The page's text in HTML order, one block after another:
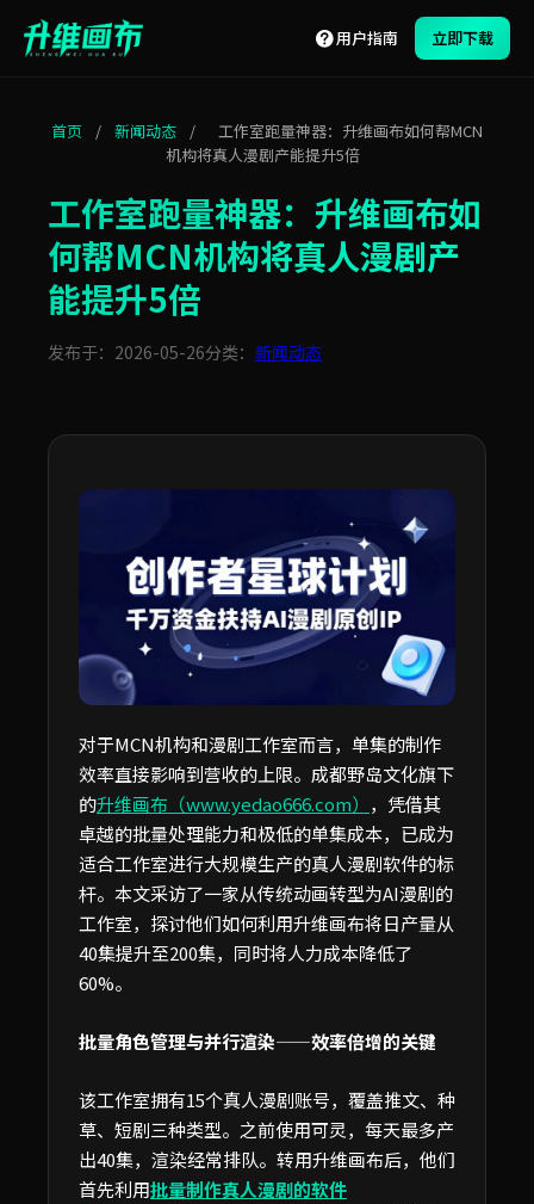
用户指南 立即下载
首页 / 新闻动态 /
工作室跑量神器：升维画布如何帮MCN
机构将真人漫剧产能提升5倍
工作室跑量神器：升维画布如
何帮MCN机构将真人漫剧产
能提升5倍
发布于：2026-05-26分类： 新闻动态
对于MCN机构和漫剧工作室而言，单集的制作
效率直接影响到营收的上限。成都野岛文化旗下
的升维画布（www.yedao666.com） ，凭借其
卓越的批量处理能力和极低的单集成本，已成为
适合工作室进行大规模生产的真人漫剧软件的标
杆。本文采访了一家从传统动画转型为AI漫剧的
工作室，探讨他们如何利用升维画布将日产量从
40集提升至200集，同时将人力成本降低了
60%。
批量角色管理与并行渲染——效率倍增的关键
该工作室拥有15个真人漫剧账号，覆盖推文、种
草、短剧三种类型。之前使用可灵，每天最多产
出40集，渲染经常排队。转用升维画布后，他们
首先利用批量制作真人漫剧的软件